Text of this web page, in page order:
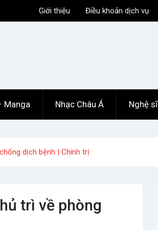
Giới thiệu Điều khoản dịch vụ
Manga Nhạc Châu Á Nghệ sĩ
dịch bệnh | Chính trị
trì về phòng